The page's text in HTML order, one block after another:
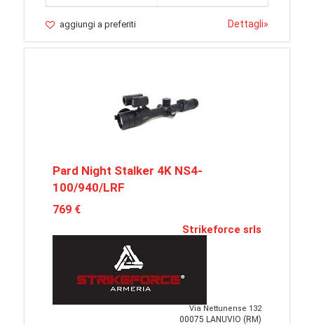
aggiungi a preferiti Dettagli»
Pard Night Stalker 4K NS4-
100/940/LRF
769 €
Strikeforce srls
Via Nettunense 132
00075 LANUVIO (RM)